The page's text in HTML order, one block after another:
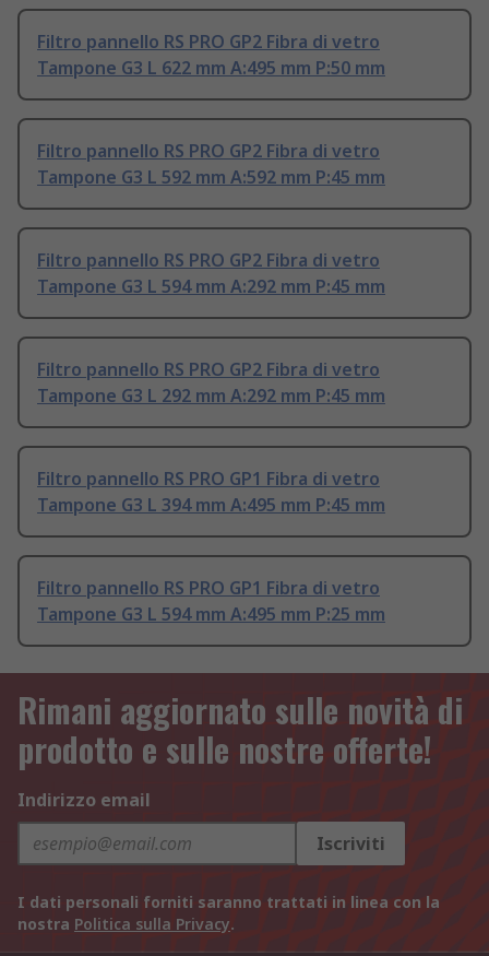
Filtro pannello RS PRO GP2 Fibra di vetro
Tampone G3 L 622 mm A:495 mm P:50 mm
Filtro pannello RS PRO GP2 Fibra di vetro
Tampone G3 L 592 mm A:592 mm P:45 mm
Filtro pannello RS PRO GP2 Fibra di vetro
Tampone G3 L 594 mm A:292 mm P:45 mm
Filtro pannello RS PRO GP2 Fibra di vetro
Tampone G3 L 292 mm A:292 mm P:45 mm
Filtro pannello RS PRO GP1 Fibra di vetro
Tampone G3 L 394 mm A:495 mm P:45 mm
Filtro pannello RS PRO GP1 Fibra di vetro
Tampone G3 L 594 mm A:495 mm P:25 mm
Rimani aggiornato sulle novità di
prodotto e sulle nostre offerte!
Indirizzo email
Iscriviti
I dati personali forniti saranno trattati in linea con la
nostra Politica sulla Privacy.